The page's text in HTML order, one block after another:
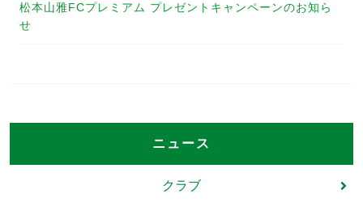
松本山雅FCプレミアム プレゼントキャンペーンのお知ら
せ
ニュース
クラブ